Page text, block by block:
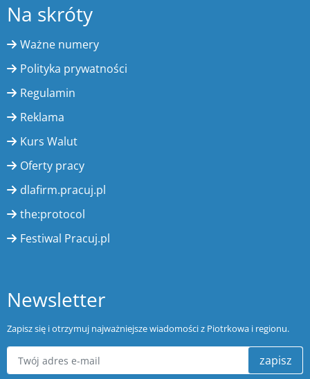
Na skróty
Ważne numery
Polityka prywatności
Regulamin
Reklama
Kurs Walut
Oferty pracy
dlafirm.pracuj.pl
the:protocol
Festiwal Pracuj.pl
Newsletter
Zapisz się i otrzymuj najważniejsze wiadomości z Piotrkowa i regionu.
zapisz